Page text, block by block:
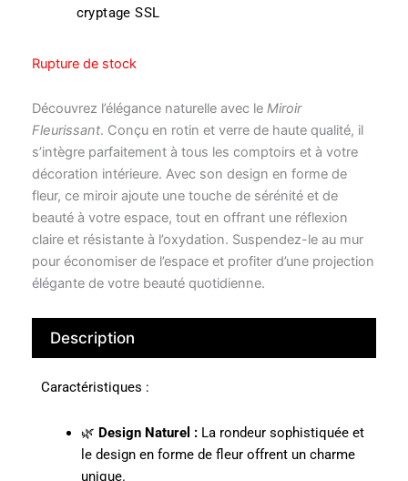
cryptage SSL
Rupture de stock
Découvrez l’élégance naturelle avec le Miroir
Fleurissant. Conçu en rotin et verre de haute qualité, il
s’intègre parfaitement à tous les comptoirs et à votre
décoration intérieure. Avec son design en forme de
fleur, ce miroir ajoute une touche de sérénité et de
beauté à votre espace, tout en offrant une réflexion
claire et résistante à l’oxydation. Suspendez-le au mur
pour économiser de l’espace et profiter d’une projection
élégante de votre beauté quotidienne.
Description
Caractéristiques :
🌿 Design Naturel :La rondeur sophistiquée et
le design en forme de fleur offrent un charme
unique.